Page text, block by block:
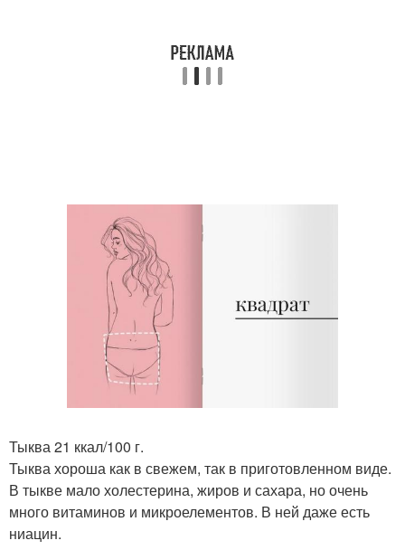
Тыква 21 ккал/100 г.
Тыква хороша как в свежем, так в приготовленном виде.
В тыкве мало холестерина, жиров и сахара, но очень
много витаминов и микроелементов. В ней даже есть
ниацин.